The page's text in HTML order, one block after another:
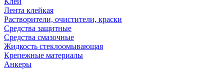
Лента клейкая
Растворители, очистители, краски
Средства защитные
Средства смазочные
Жидкость стеклоомывающая
Крепежные материалы
Анкеры